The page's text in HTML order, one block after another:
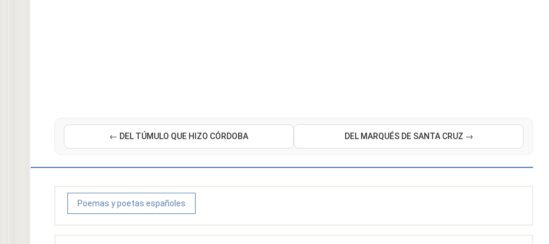
← DEL TÚMULO QUE HIZO CÓRDOBA DEL MARQUÉS DE SANTA CRUZ →
Poemas y poetas españoles